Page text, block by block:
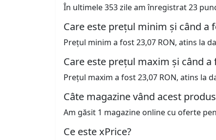
În ultimele 353 zile am înregistrat 23
Care este prețul minim și când a
Prețul minim a fost 23,07 RON, atins la
Care este prețul maxim și când a
Prețul maxim a fost 23,07 RON, atins la
Câte magazine vând acest
Am găsit 1 magazine online cu oferte
Ce este xPrice?